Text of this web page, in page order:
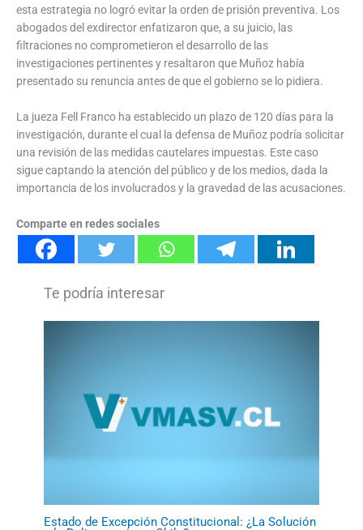
esta estrategia no logró evitar la orden de prisión preventiva. Los
abogados del exdirector enfatizaron que, a su juicio, las
filtraciones no comprometieron el desarrollo de las
investigaciones pertinentes y resaltaron que Muñoz había
presentado su renuncia antes de que el gobierno se lo pidiera.
La jueza Fell Franco ha establecido un plazo de 120 días para la
investigación, durante el cual la defensa de Muñoz podría solicitar
una revisión de las medidas cautelares impuestas. Este caso
sigue captando la atención del público y de los medios, dada la
importancia de los involucrados y la gravedad de las acusaciones.
Comparte en redes sociales
Estado de Excepción Constitucional: ¿La Solución